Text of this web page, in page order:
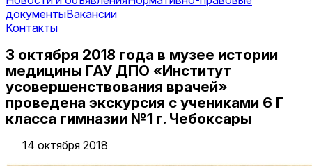
документыВакансии
Контакты
3 октября 2018 года в музее истории
медицины ГАУ ДПО «Институт
усовершенствования врачей»
проведена экскурсия с учениками 6 Г
класса гимназии №1 г. Чебоксары
14 октября 2018